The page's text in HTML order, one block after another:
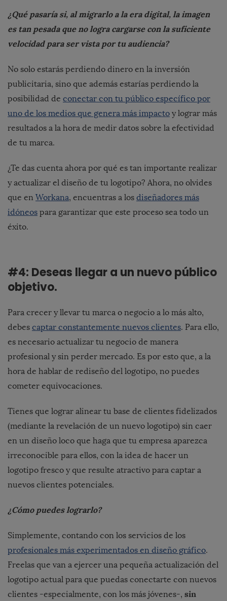
¿Qué pasaría si, al migrarlo a la era digital, la imagen
es tan pesada que no logra cargarse con la suficiente
velocidad para ser vista por tu audiencia?
No solo estarás perdiendo dinero en la inversión
publicitaria, sino que además estarías perdiendo la
posibilidad de conectar con tu público específico por
uno de los medios que genera más impacto y lograr más
resultados a la hora de medir datos sobre la efectividad
de tu marca.
¿Te das cuenta ahora por qué es tan importante realizar
y actualizar el diseño de tu logotipo? Ahora, no olvides
que en Workana, encuentras a los diseñadores más
idóneos para garantizar que este proceso sea todo un
éxito.
#4: Deseas llegar a un nuevo público
objetivo.
Para crecer y llevar tu marca o negocio a lo más alto,
debes captar constantemente nuevos clientes. Para ello,
es necesario actualizar tu negocio de manera
profesional y sin perder mercado. Es por esto que, a la
hora de hablar de rediseño del logotipo, no puedes
cometer equivocaciones.
Tienes que lograr alinear tu base de clientes fidelizados
(mediante la revelación de un nuevo logotipo) sin caer
en un diseño loco que haga que tu empresa aparezca
irreconocible para ellos, con la idea de hacer un
logotipo fresco y que resulte atractivo para captar a
nuevos clientes potenciales.
¿Cómo puedes lograrlo?
Simplemente, contando con los servicios de los
profesionales más experimentados en diseño gráfico.
Freelas que van a ejercer una pequeña actualización del
logotipo actual para que puedas conectarte con nuevos
clientes -especialmente, con los más jóvenes-, sin